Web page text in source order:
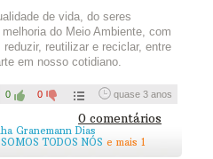
desenhar!
Você pode seguir em
Terra precisará ter feito o
de vida, do seres
do Meio Ambiente, com
reutilizar e reciclar, entre
em nosso cotidiano.
0 0 quase 3 anos
0 comentários
Granemann Dias
TODOS NÓS e mais 1